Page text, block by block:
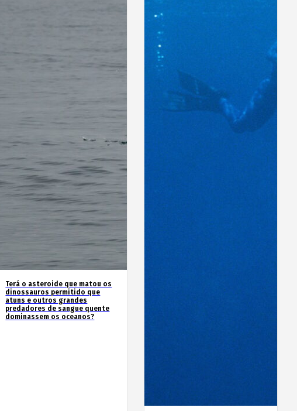
Terá o asteroide que matou os
dinossauros permitido que
atuns e outros grandes
predadores de sangue quente
dominassem os oceanos?